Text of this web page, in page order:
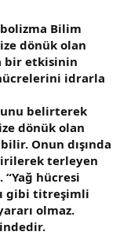
Bilim
dönük olan
bir etkisinin
idrarla
belirterek
dönük olan
Onun dışında
terleyen
hücresi
gibi titreşimli
olmaz.